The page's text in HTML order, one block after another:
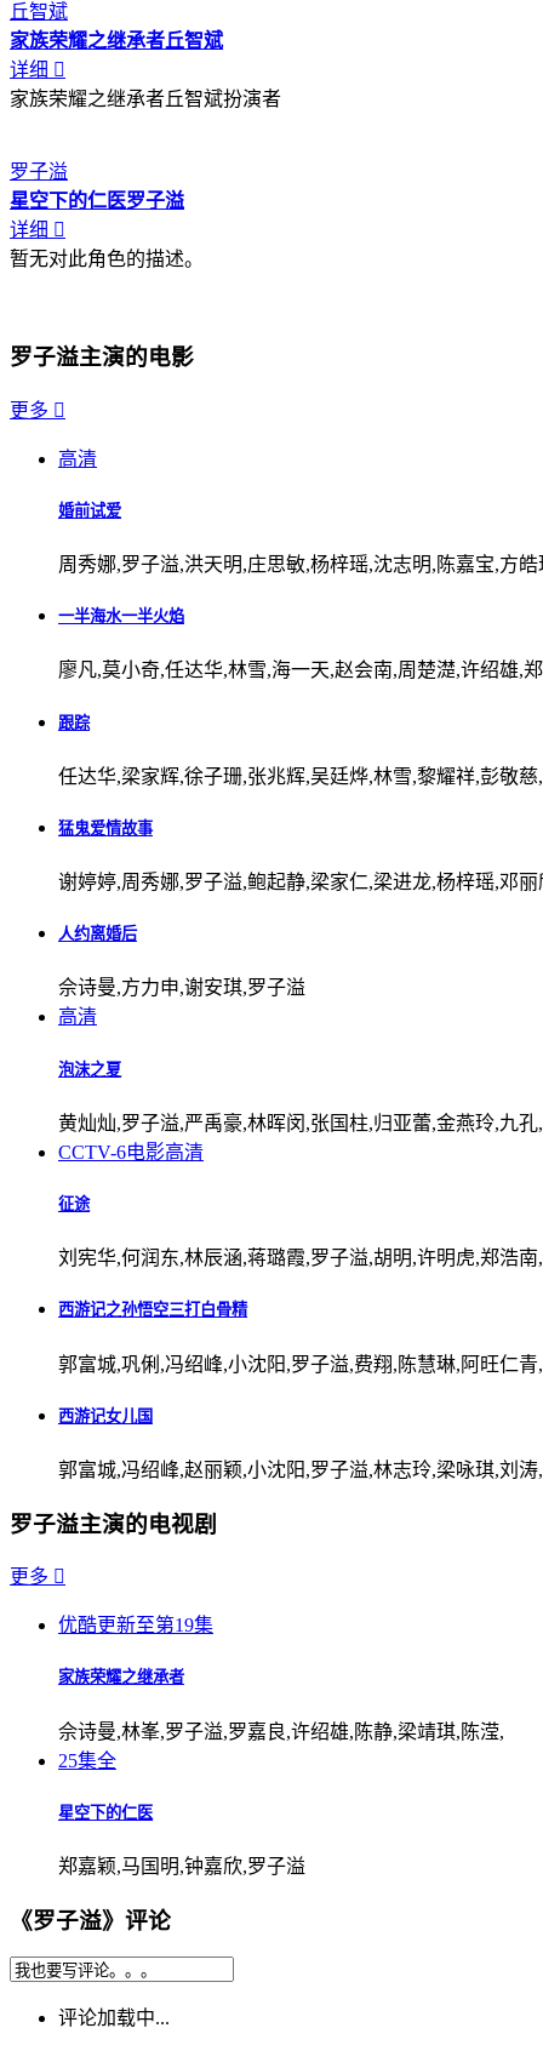
丘智斌
家族荣耀之继承者 丘智斌
详细 
家族荣耀之继承者丘智斌扮演者
罗子溢
星空下的仁医罗子溢
详细 
暂无对此角色的描述。
罗子溢主演的电影
更多 
高清
婚前试爱
周秀娜,罗子溢,洪天明,庄思敏,杨梓瑶,沈志明,陈嘉宝,方皓
一半海水一半火焰
廖凡,莫小奇,任达华,林雪,海一天,赵会南,周楚濋,许绍雄,
跟踪
任达华,梁家辉,徐子珊,张兆辉,吴廷烨,林雪,黎耀祥,彭敬
猛鬼爱情故事
谢婷婷,周秀娜,罗子溢,鲍起静,梁家仁,梁进龙,杨梓瑶,邓丽
人约离婚后
佘诗曼,方力申,谢安琪,罗子溢
高清
泡沫之夏
黄灿灿,罗子溢,严禹豪,林晖闵,张国柱,归亚蕾,金燕玲,九
CCTV-6电影高清
征途
刘宪华,何润东,林辰涵,蒋璐霞,罗子溢,胡明,许明虎,郑浩
西游记之孙悟空三打白骨精
郭富城,巩俐,冯绍峰,小沈阳,罗子溢,费翔,陈慧琳,阿旺仁
西游记女儿国
郭富城,冯绍峰,赵丽颖,小沈阳,罗子溢,林志玲,梁咏琪,刘
罗子溢主演的电视剧
更多 
优酷更新至第19集
家族荣耀之继承者
佘诗曼,林峯,罗子溢,罗嘉良,许绍雄,陈静,梁靖琪,陈滢,
25集全
星空下的仁医
郑嘉颖,马国明,钟嘉欣,罗子溢
《罗子溢》评论
评论加载中...